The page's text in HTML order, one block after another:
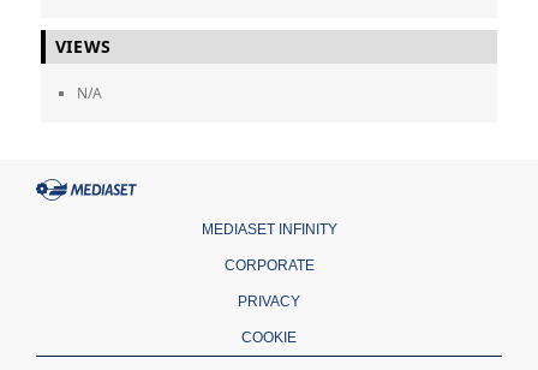
VIEWS
N/A
MEDIASET INFINITY
CORPORATE
PRIVACY
COOKIE